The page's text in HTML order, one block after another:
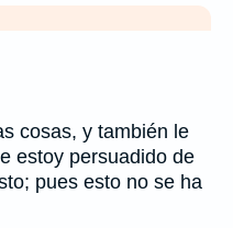
cosas, y también le
estoy persuadido de
pues esto no se ha